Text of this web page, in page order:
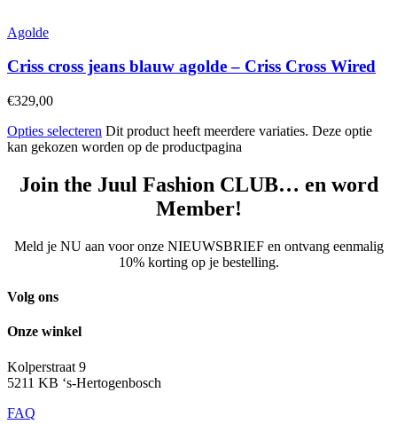
Agolde
Criss cross jeans blauw agolde – Criss Cross Wired
€329,00
Opties selecteren Dit product heeft meerdere variaties. Deze optie
kan gekozen worden op de productpagina
Join the Juul Fashion CLUB… en word
Member!
Meld je NU aan voor onze NIEUWSBRIEF en ontvang eenmalig
10% korting op je bestelling.
Volg ons
Onze winkel
Kolperstraat 9
5211 KB ‘s-Hertogenbosch
FAQ